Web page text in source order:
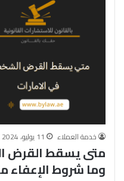
خدمة العملاء 11 يوليو، 2024
متى يسقط القرض
وما شروط الإعفاء